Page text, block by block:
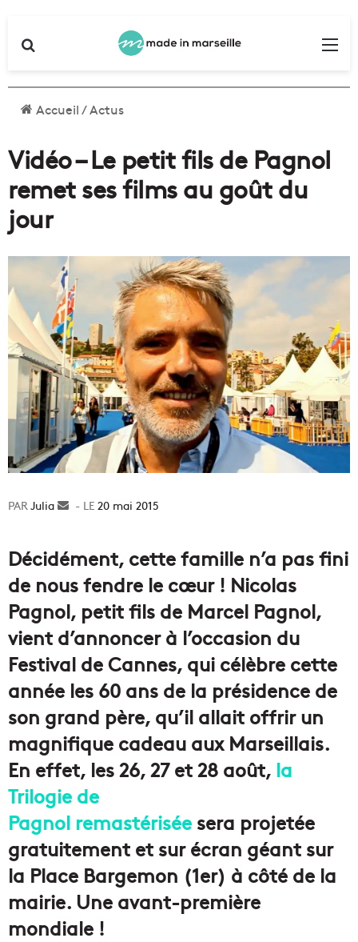
Accueil/Actus
Vidéo – Le petit fils de Pagnol
remet ses films au goût du
jour
Julia
Envoyer20 mai 2015
Décidément, cette famille n’a pas fini
de nous fendre le cœur ! Nicolas
Pagnol, petit fils de Marcel Pagnol,
vient d’annoncer à l’occasion du
Festival de Cannes, qui célèbre cette
année les 60 ans de la présidence de
son grand père, qu’il allait offrir un
magnifique cadeau aux Marseillais.
En effet, les 26, 27 et 28 août, la
Trilogie de
Pagnol remastérisée sera projetée
gratuitement et sur écran géant sur
la Place Bargemon (1er) à côté de la
mairie. Une avant-première
mondiale !